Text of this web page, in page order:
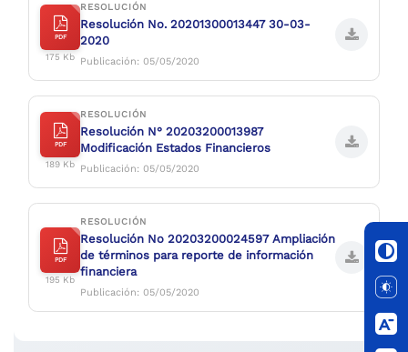
PDF
175 Kb
RESOLUCIÓN
Resolución No. 20201300013447 30-03-
2020
Publicación: 05/05/2020
PDF
189 Kb
RESOLUCIÓN
Resolución N° 20203200013987
Modificación Estados Financieros
Publicación: 05/05/2020
PDF
195 Kb
RESOLUCIÓN
Resolución No 20203200024597 Ampliación
de términos para reporte de información
financiera
Publicación: 05/05/2020